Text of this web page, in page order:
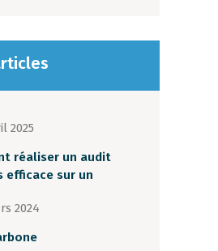
2025
réaliser un audit
efficace sur un
2024